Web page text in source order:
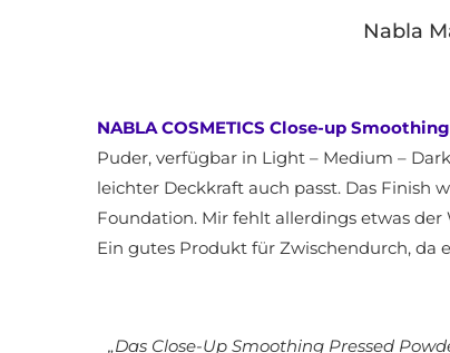
Nabla
NABLA COSMETICS Close-up
Puder, verfügbar in Light – Medium –
leichter Deckkraft auch passt. Das
Foundation. Mir fehlt allerdings etwas
Ein gutes Produkt für Zwischendurch, da
„Das Close-Up Smoothing Pressed